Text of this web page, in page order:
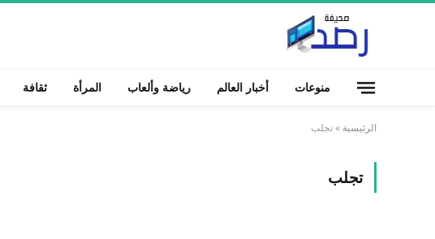
منوعات أخبار العالم رياضة وألعاب المرأة ثقافة
الرئيسية »تجلب
تجلب